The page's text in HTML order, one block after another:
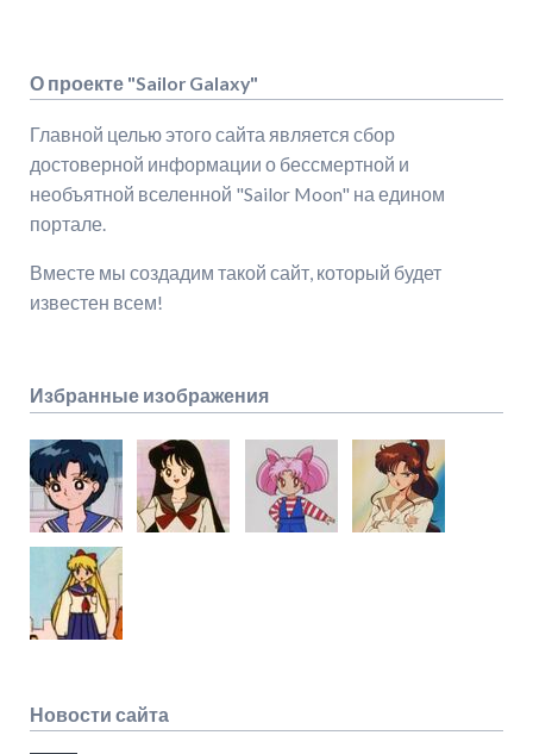
О проекте "Sailor Galaxy"
Главной целью этого сайта является сбор
достоверной информации о бессмертной и
необъятной вселенной "Sailor Moon" на едином
портале.
Вместе мы создадим такой сайт, который будет
известен всем!
Избранные изображения
Новости сайта